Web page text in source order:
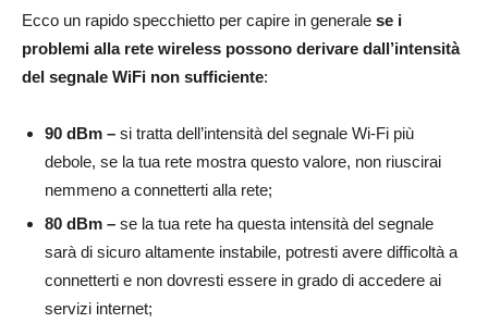
Ecco un rapido specchietto per capire in generale se i
problemi alla rete wireless possono derivare dall’intensità
del segnale WiFi non sufficiente:
90 dBm – si tratta dell’intensità del segnale Wi-Fi più
debole, se la tua rete mostra questo valore, non riuscirai
nemmeno a connetterti alla rete;
80 dBm – se la tua rete ha questa intensità del segnale
sarà di sicuro altamente instabile, potresti avere difficoltà a
connetterti e non dovresti essere in grado di accedere ai
servizi internet;